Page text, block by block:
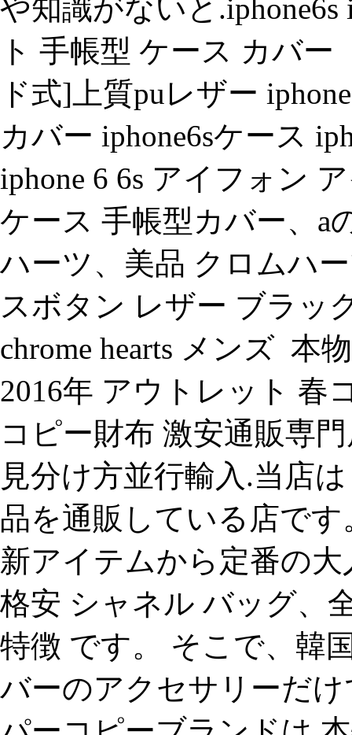
や知識がないと
ト 手帳型 ケース カバ
ド式]上質puレザー
カバー iphone6sケース
iphone 6 6s アイフォン
ケース 手帳型カバー、a
ハーツ、美品 クロムハ
スボタン レザー ブラッ
chrome hearts メンズ 本
2016年 アウトレット 春
コピー財布 激安通販専
見分け方並行輸入.当店
品を通販している店で
新アイテムから定番の
格安 シャネル バッグ、
特徴 です。 そこで、韓
バーのアクセサリーだ